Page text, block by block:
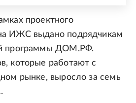
проектного
ИЖС выдано подрядчикам
программы ДОМ.РФ.
которые работают с
рынке, выросло за семь